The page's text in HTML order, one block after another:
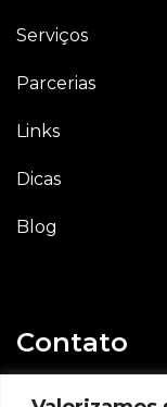
Serviços
Parcerias
Links
Dicas
Blog
Contato